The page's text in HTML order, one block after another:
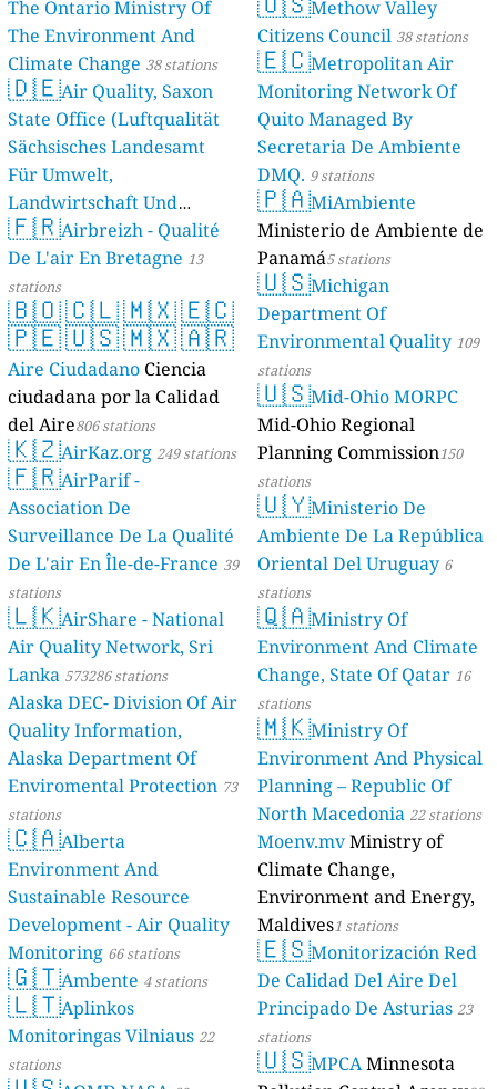
The Ontario Ministry Of
The Environment And
Climate Change 38 stations
🇩🇪Air Quality, Saxon
State Office (Luftqualität
Sächsisches Landesamt
Für Umwelt,
Landwirtschaft Und
Geologie) 50 stations
🇫🇷Airbreizh - Qualité
De L'air En Bretagne 13
stations
🇧🇴🇨🇱🇲🇽🇪🇨
🇵🇪🇺🇸🇲🇽🇦🇷
Aire Ciudadano Ciencia
ciudadana por la Calidad
del Aire806 stations
🇰🇿AirKaz.org 249 stations
🇫🇷AirParif -
Association De
Surveillance De La Qualité
De L'air En Île-de-France 39
stations
🇱🇰AirShare - National
Air Quality Network, Sri
Lanka 573286 stations
Alaska DEC- Division Of Air
Quality Information,
Alaska Department Of
Enviromental Protection 73
stations
🇨🇦Alberta
Environment And
Sustainable Resource
Development - Air Quality
Monitoring 66 stations
🇬🇹Ambente 4 stations
🇱🇹Aplinkos
Monitoringas Vilniaus 22
stations
Methow Valley
Citizens Council 38 stations
🇪🇨Metropolitan Air
Monitoring Network Of
Quito Managed By
Secretaria De Ambiente
DMQ. 9 stations
🇵🇦MiAmbiente
Ministerio de Ambiente de
Panamá5 stations
🇺🇸Michigan
Department Of
Environmental Quality 109
stations
🇺🇸Mid-Ohio MORPC
Mid-Ohio Regional
Planning Commission150
stations
🇺🇾Ministerio De
Ambiente De La República
Oriental Del Uruguay 6
stations
🇶🇦Ministry Of
Environment And Climate
Change, State Of Qatar 16
stations
🇲🇰Ministry Of
Environment And Physical
Planning – Republic Of
North Macedonia 22 stations
Moenv.mvMinistry of
Climate Change,
Environment and Energy,
Maldives1 stations
🇪🇸Monitorización Red
De Calidad Del Aire Del
Principado De Asturias 23
stations
🇺🇸MPCAMinnesota